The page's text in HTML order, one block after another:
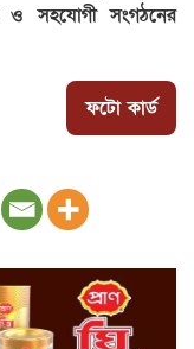
সহযোগী সংগঠনের
ফটো কার্ড